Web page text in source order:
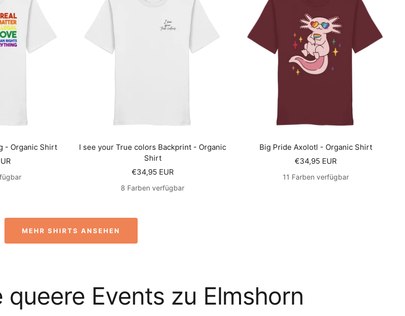
- Organic Shirt
I see your True colors Backprint - Organic
Shirt
Angebotspreis
€34,95 EUR
8 Farben verfügbar
Big Pride Axolotl - Organic Shirt
Angebotspreis
€34,95 EUR
11 Farben verfügbar
MEHR SHIRTS ANSEHEN
Events zu Elmshorn